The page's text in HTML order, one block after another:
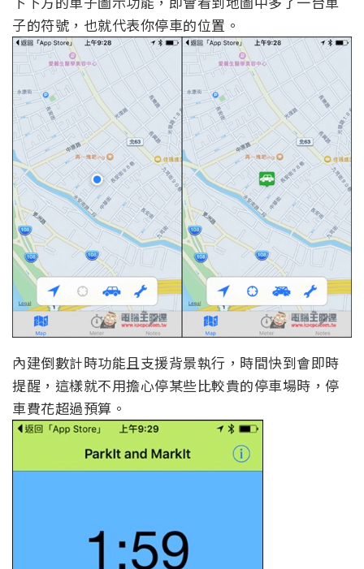
子的符號，也就代表你停車的位置。
內建倒數計時功能且支援背景執行，時間快到會即時
提醒，這樣就不用擔心停某些比較貴的停車場時，停
車費花超過預算。